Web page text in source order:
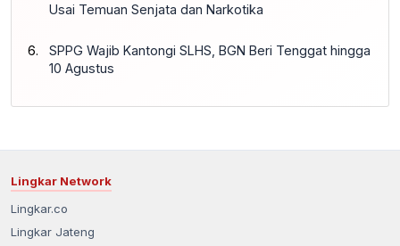
Usai Temuan Senjata dan Narkotika
SPPG Wajib Kantongi SLHS, BGN Beri Tenggat hingga
10 Agustus
Lingkar Network
Lingkar.co
Lingkar Jateng